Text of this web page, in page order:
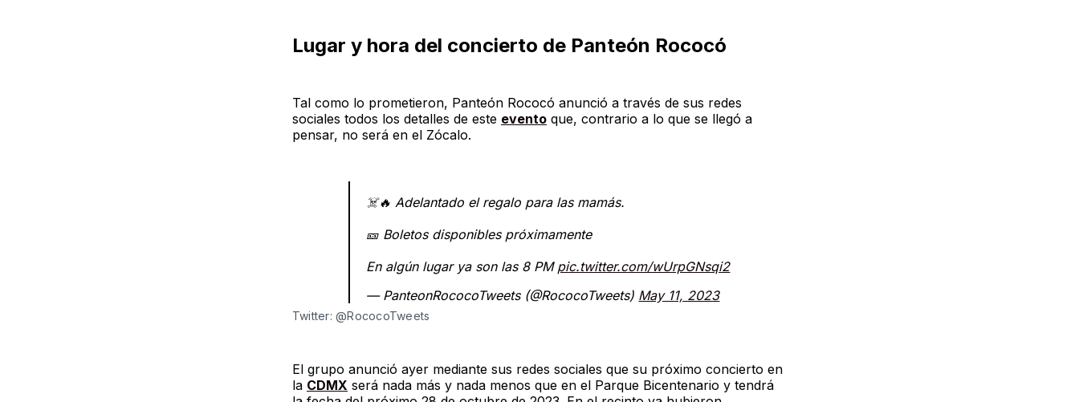
Lugar y hora del concierto de Panteón Rococó
Tal como lo prometieron, Panteón Rococó anunció a través de sus redes
sociales todos los detalles de este eventoque, contrario a lo que se llegó a
pensar, no será en el Zócalo.
☠️🔥 Adelantado el regalo para las mamás.
🎫 Boletos disponibles próximamente
En algún lugar ya son las 8 PM pic.twitter.com/wUrpGNsqi2
— PanteonRococoTweets (@RococoTweets) May 11, 2023
Twitter: @RococoTweets
El grupo anunció ayer mediante sus redes sociales que su próximo concierto en
la CDMX será nada más y nada menos que en el Parque Bicentenario y tendrá